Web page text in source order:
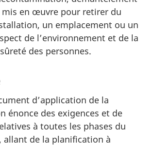
mis en œuvre pour retirer du
un emplacement ou un
de l’environnement et de la
des personnes.
d’application de la
énonce des exigences et de
à toutes les phases du
allant de la planification à